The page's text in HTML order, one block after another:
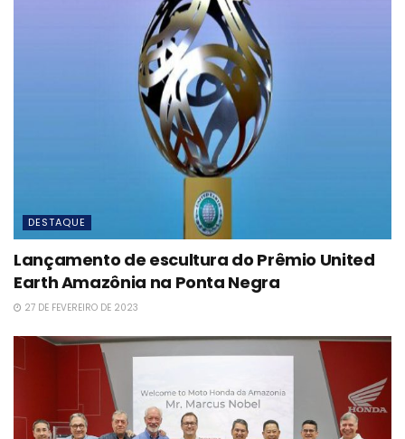
DESTAQUE
Lançamento de escultura do Prêmio United
Earth Amazônia na Ponta Negra
27 DE FEVEREIRO DE 2023